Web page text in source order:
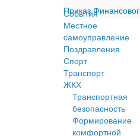
Приказ
События
Местное
cамоуправление
Поздравления
Спорт
Транспорт
ЖКХ
Транспортная
безопасность
Формирование
комфортной